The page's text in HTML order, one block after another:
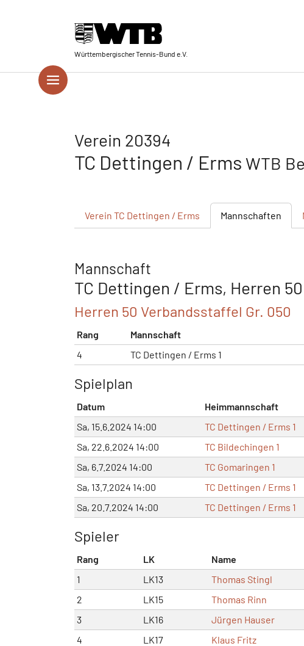
Württembergischer Tennis-Bund e.V.
Verein 20394
TC Dettingen / Erms WTB
Verein TC Dettingen / Erms Mannschaften
Mannschaft
TC Dettingen / Erms, Herren 50
Herren 50 Verbandsstaffel Gr. 050
Rang Mannschaft
4
TC Dettingen / Erms 1
Spielplan
Datum Heimmannschaft
Sa, 15.6.2024 14:00
TC Dettingen / Erms 1
Sa, 22.6.2024 14:00
TC Bildechingen 1
Sa, 6.7.2024 14:00
TC Gomaringen 1
Sa, 13.7.2024 14:00
TC Dettingen / Erms 1
Sa, 20.7.2024 14:00
TC Dettingen / Erms 1
Spieler
Rang LK Name
1
LK13 Thomas Stingl
2
LK15 Thomas Rinn
3
LK16 Jürgen Hauser
4
LK17 Klaus Fritz